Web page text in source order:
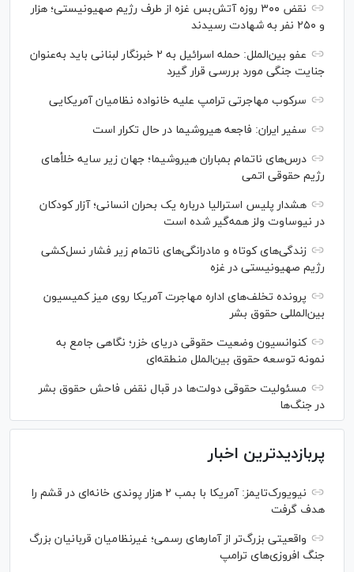
نقض ۳۰۰ روزه آتش‌بس غزه از طرف رژیم صهیونیستی؛ هزار
و ۲۵۰ نفر به شهادت رسیدند
عفو بین‌الملل: حمله اسرائیل به ۲ خبرنگار لبنانی باید به‌عنوان
جنایت جنگی مورد بررسی قرار گیرد
سرکوب مهاجرتی ترامپ علیه خانواده نظامیان آمریکایی
سفیر ایران: فاجعه هیروشیما در حال تکرار است
درس‌های ناتمام بمباران هیروشیما؛ جهان زیر سایه خلأ‌های
رژیم حقوقی اتمی
هشدار پلیس استرالیا درباره یک بحران انسانی؛ آزار کودکان
در نیوساوت ولز همه‌گیر شده است
زندگی‌های کوتاه و مادرانگی‌های ناتمام زیر فشار نسل‌کشی
رژیم صهیونیستی در غزه
پرونده تخلف‌های اداره مهاجرت آمریکا روی میز کمیسیون
بین‌المللی حقوق بشر
کنوانسیون وضعیت حقوقی دریای خزر؛ نگاهی جامع به
نمونه توسعه حقوق بین‌الملل منطقه‌ای
مسئولیت حقوقی دولت‌ها در قبال نقض‌ فاحش حقوق بشر
در جنگ‌ها
پربازدیدترین اخبار
نیویورک‌تایمز: آمریکا با بمب ۲ هزار پوندی خانه‌ای در قشم را
هدف گرفت
واقعیتی بزرگ‌تر از آمار‌های رسمی؛ غیرنظامیان قربانیان بزرگ
جنگ افروزی‌های ترامپ